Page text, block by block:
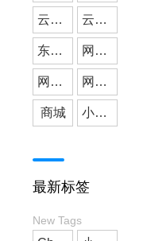
媒体应用
云派网络 云派小程序开发
东莞小程序开发 网站建设
网站搭建 网站开发
商城 小程序商城
最新标签
New Tags